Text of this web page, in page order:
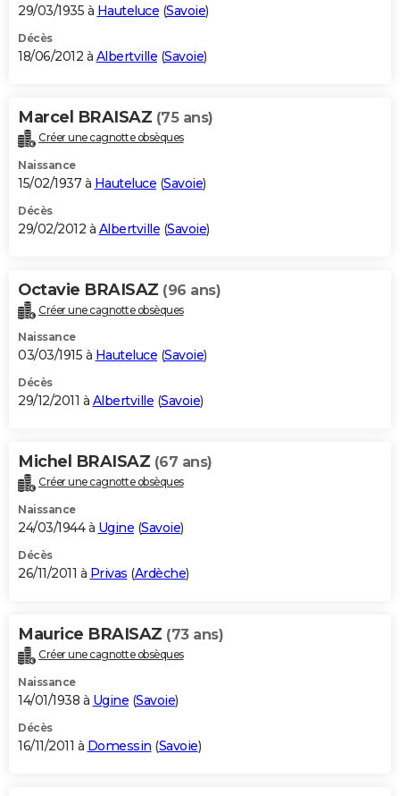
29/03/1935 à Hauteluce (Savoie)
Décès
18/06/2012 à Albertville (Savoie)
Marcel BRAISAZ (75 ans)
Créer une cagnotte obsèques
Naissance
15/02/1937 à Hauteluce (Savoie)
Décès
29/02/2012 à Albertville (Savoie)
Octavie BRAISAZ (96 ans)
Créer une cagnotte obsèques
Naissance
03/03/1915 à Hauteluce (Savoie)
Décès
29/12/2011 à Albertville (Savoie)
Michel BRAISAZ (67 ans)
Créer une cagnotte obsèques
Naissance
24/03/1944 à Ugine (Savoie)
Décès
26/11/2011 à Privas (Ardèche)
Maurice BRAISAZ (73 ans)
Créer une cagnotte obsèques
Naissance
14/01/1938 à Ugine (Savoie)
Décès
16/11/2011 à Domessin (Savoie)